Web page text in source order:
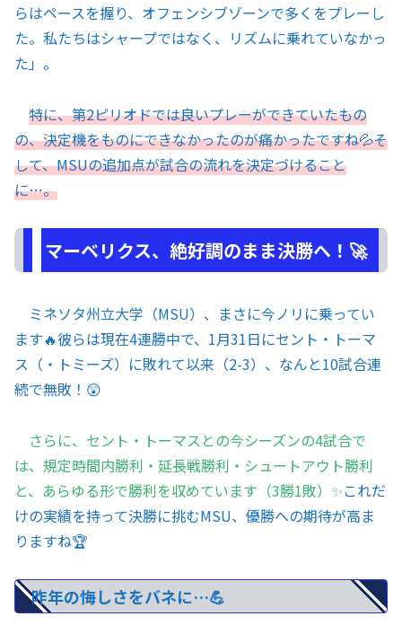
らはペースを握り、オフェンシブゾーンで多くをプレーし
た。私たちはシャープではなく、リズムに乗れていなかっ
た」。
特に、第2ピリオドでは良いプレーができていたもの
の、決定機をものにできなかったのが痛かったですね💦そ
して、MSUの追加点が試合の流れを決定づけること
に…。
マーベリクス、絶好調のまま決勝へ！🚀
ミネソタ州立大学（MSU）、まさに今ノリに乗ってい
ます🔥彼らは現在4連勝中で、1月31日にセント・トーマ
ス（・トミーズ）に敗れて以来（2-3）、なんと10試合連
続で無敗！😲
さらに、セント・トーマスとの今シーズンの4試合で
は、規定時間内勝利・延長戦勝利・シュートアウト勝利
と、あらゆる形で勝利を収めています（3勝1敗）✨これだ
けの実績を持って決勝に挑むMSU、優勝への期待が高ま
りますね🏆
昨年の悔しさをバネに…💪